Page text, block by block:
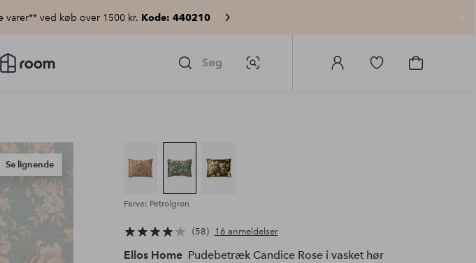
ved køb over 1500 kr. Kode: 440210
Søg Billedsøgning
Log
Gå
Gå
Se lignende
Farve: Petrolgrøn
58 16 anmeldelser
Ellos Home Pudebetræk Candice Rose i vasket hør